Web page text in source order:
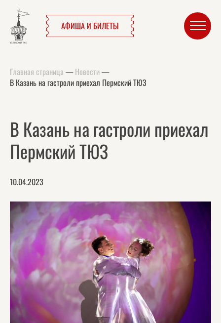
АФИША И БИЛЕТЫ
Главная страница —Новости —
В Казань на гастроли приехал Пермский ТЮЗ
В Казань на гастроли приехал
Пермский ТЮЗ
10.04.2023